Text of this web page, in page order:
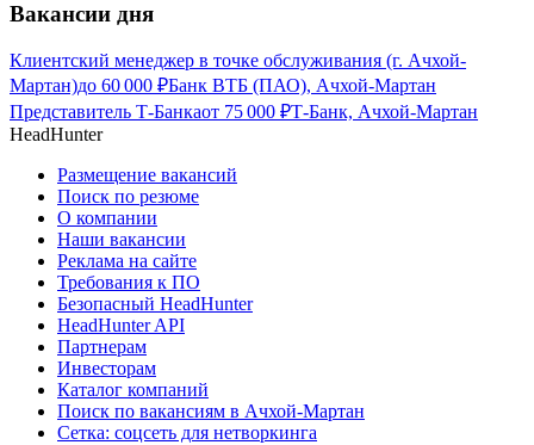
Вакансии дня
Клиентский менеджер в точке обслуживания (г. Ачхой-
Мартан)до 60 000 ₽Банк ВТБ (ПАО), Ачхой-Мартан
Представитель Т-Банкаот 75 000 ₽Т-Банк, Ачхой-Мартан
HeadHunter
Размещение вакансий
Поиск по резюме
О компании
Наши вакансии
Реклама на сайте
Требования к ПО
Безопасный HeadHunter
HeadHunter API
Партнерам
Инвесторам
Каталог компаний
Поиск по вакансиям в Ачхой-Мартан
Сетка: соцсеть для нетворкинга